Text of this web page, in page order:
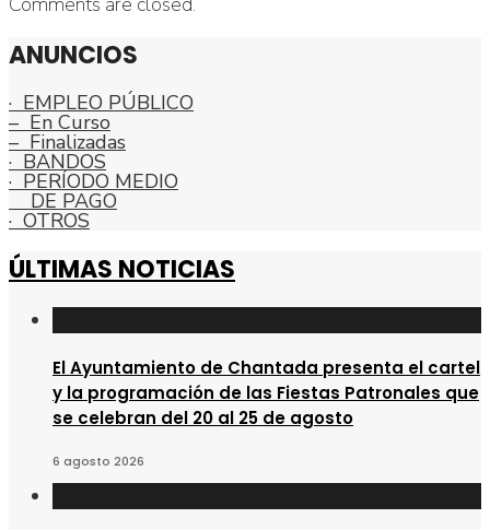
ANUNCIOS
· EMPLEO PÚBLICO
– En Curso
– Finalizadas
· BANDOS
· PERÍODO MEDIO
DE PAGO
· OTROS
ÚLTIMAS NOTICIAS
El Ayuntamiento de Chantada presenta el cartel
y la programación de las Fiestas Patronales que
se celebran del 20 al 25 de agosto
6 agosto 2026